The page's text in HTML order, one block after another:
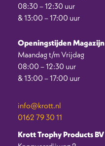
08:30 – 12:30 uur
& 13:00 – 17:00 uur
Openingstijden Magazijn
Maandag t/m Vrijdag
08:00 – 12:30 uur
& 13:00 – 17:00 uur
info@krott.nl
0162 79 30 11
Krott Trophy Products BV